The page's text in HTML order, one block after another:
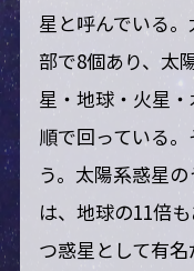
星と呼んでいる
部で8個あり、太
星・地球・火星
順で回っている
う。太陽系惑星
は、地球の11倍
つ惑星として有